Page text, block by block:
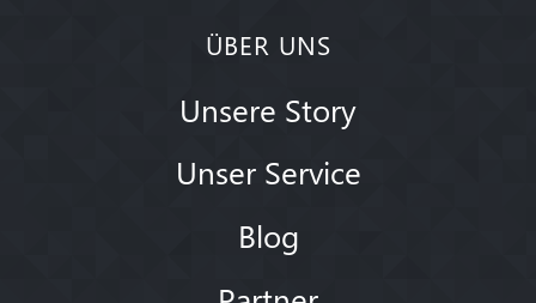
ÜBER UNS
Unsere Story
Unser Service
Blog